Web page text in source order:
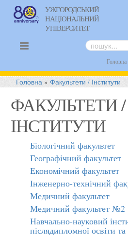
УЖГОРОДСЬКИЙ
НАЦІОНАЛЬНИЙ
УНІВЕРСИТЕТ
Головна
Головна »Факультети / Інститути
ФАКУЛЬТЕТИ /
ІНСТИТУТИ
Біологічний факультет
Географічний факультет
Економічний факультет
Інженерно-технічний
Медичний факультет
Медичний факультет №2
Навчально-науковий
післядипломної освіти та